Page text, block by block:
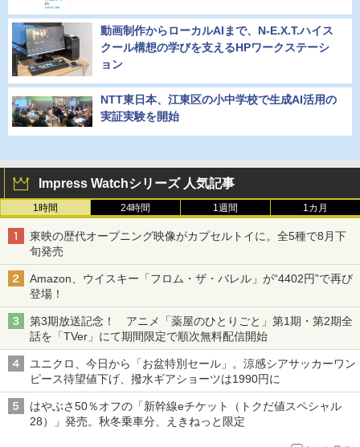
動画制作からローカルAIまで、N-E.X.T.ハイス
クール構想の学びを支えるHPワークステーシ
ョン
NTT東日本、江東区の小中学校で生成AI活用の
実証実験を開始
Impress Watchシリーズ 人気記事
1時間 24時間 1週間 1カ月
東映の歴代オープニング映像がカプセルトイに。全5種で8月下
旬発売
Amazon、ウイスキー「フロム・ザ・バレル」が“4402円”で再び
登場！
第3期放送記念！ アニメ「薬屋のひとりごと」第1期・第2期全
話を「TVer」にて期間限定で順次無料配信開始
ユニクロ、今日から「お盆特別セール」。涼感シアサッカーワン
ピース待望値下げ、撥水ギアショーツは1990円に
はやぶさ50％オフの「新幹線eチケット（トクだ値スペシャル
28）」発売。秋冬乗車分、えきねっと限定